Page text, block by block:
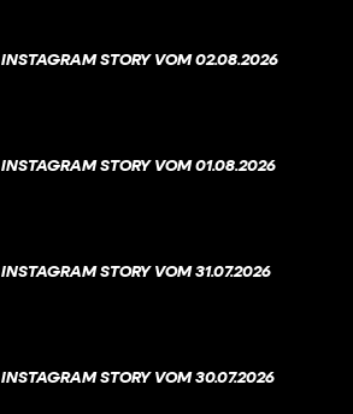
INSTAGRAM STORY VOM 02.08.2026
INSTAGRAM STORY VOM 01.08.2026
INSTAGRAM STORY VOM 31.07.2026
INSTAGRAM STORY VOM 30.07.2026